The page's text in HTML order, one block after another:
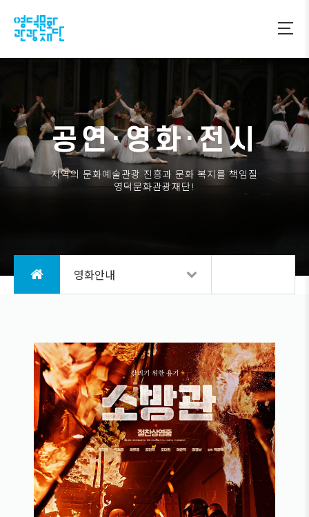
공연·영화·전시
지역의 문화예술관광 진흥과 문화 복지를 책임질
영덕문화관광재단!
영화안내